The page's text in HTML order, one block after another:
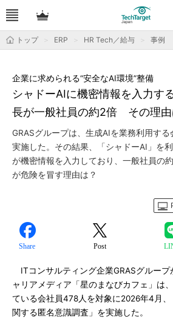
トップ ERP HR Tech／給与 事例
シャドーAIに機密情報を入力す
長が一般社員の約2倍 その理由
企業に求められる“安全なAI環境”整備
GRASグループは、生成AIを業務利用す
実施した。その結果、「シャドーAI」を
が機密情報を入力しており、一般社員の
が危険を冒す理由は？
Share Post
ITコンサルティング企業GRASグループ
ャリアメディア「星のまなびカフェ」は
ている会社員478人を対象に2026年4月、
関する匿名意識調査」を実施した。